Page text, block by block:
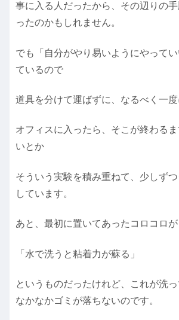
事に入る人だったから、その辺りの
ったのかもしれません。
でも「自分がやり易いようにやって
ているので
道具を分けて運ばずに、なるべく一
オフィスに入ったら、そこが終わる
いとか
そういう実験を積み重ねて、少しず
しています。
あと、最初に置いてあったコロコロが
「水で洗うと粘着力が蘇る」
というものだったけれど、これが洗っ
なかなかゴミが落ちないのです。